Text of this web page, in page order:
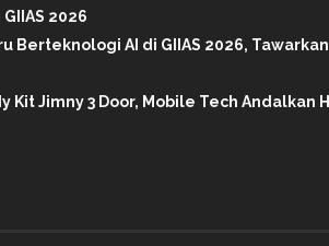
2026
Berteknologi AI di GIIAS 2026,
Kit Jimny 3 Door, Mobile Tech Andalkan